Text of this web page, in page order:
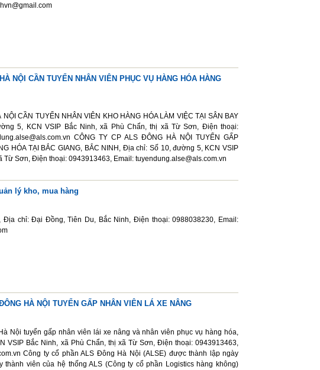
NỘI CẦN TUYỂN NHÂN VIÊN PHỤC VỤ HÀNG HÓA HÀNG
CẦN TUYỂN NHÂN VIÊN KHO HÀNG HÓA LÀM VIỆC TẠI SÂN BAY
5, KCN VSIP Bắc Ninh, xã Phù Chẩn, thị xã Từ Sơn, Điện thoại:
CÔNG TY CP ALS ĐÔNG HÀ NỘI TUYỂN GẤP
HÓA TẠI BẮC GIANG, BẮC NINH, Địa chỉ: Số 10, đường 5, KCN VSIP
Từ Sơn, Điện thoại: 0943913463, Email: tuyendung.alse@als.com.vn
lý kho, mua hàng
Địa chỉ: Đại Đồng, Tiên Du, Bắc Ninh, Điện thoại: 0988038230, Email:
HÀ NỘI TUYỂN GẤP NHÂN VIÊN LÁ XE NÂNG
Nội tuyển gấp nhân viên lái xe nâng và nhân viên phục vụ hàng hóa,
VSIP Bắc Ninh, xã Phù Chẩn, thị xã Từ Sơn, Điện thoại: 0943913463,
Công ty cổ phần ALS Đông Hà Nội (ALSE) được thành lập ngày
thành viên của hệ thống ALS (Công ty cổ phần Logistics hàng không)